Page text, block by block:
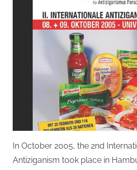
In October 2005, the 2nd
Antiziganism took place in